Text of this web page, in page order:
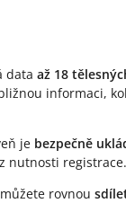
data až 18
informaci,
je bezpečně
nutnosti registrace.
rovnou